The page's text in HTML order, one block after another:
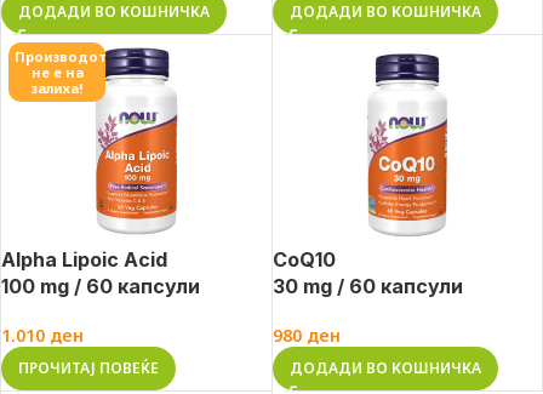
ДОДАДИ ВО КОШНИЧКА ДОДАДИ ВО КОШНИЧКА
Производот
не е на
залиха!
Alpha Lipoic Acid
100 mg / 60 капсули
1.010 ден
ПРОЧИТАЈ ПОВЕЌЕ
CoQ10
30 mg / 60 капсули
980 ден
ДОДАДИ ВО КОШНИЧКА